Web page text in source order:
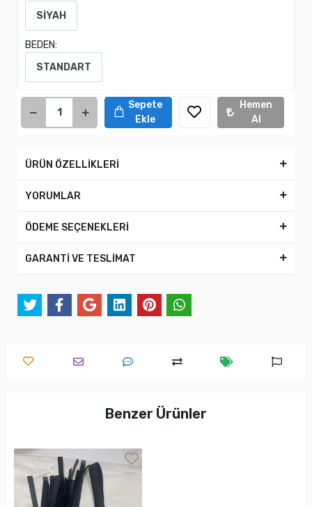
SİYAH
BEDEN:
STANDART
Sepete
Ekle
Hemen
Al
ÜRÜN ÖZELLİKLERİ
YORUMLAR
ÖDEME SEÇENEKLERİ
GARANTİ VE TESLİMAT
Benzer Ürünler